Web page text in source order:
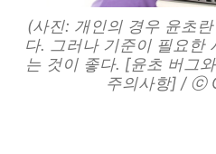
(사진: 개인의 경우 윤초
다. 그러나 기준이 필요한
는 것이 좋다. [윤초 버그
주의사항] / ⓒ